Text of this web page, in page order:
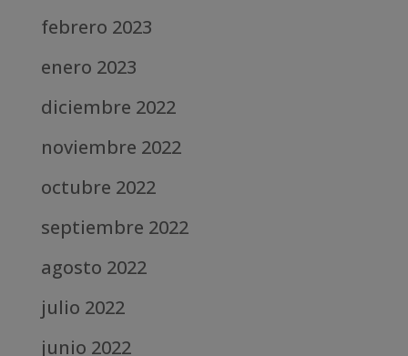
febrero 2023
enero 2023
diciembre 2022
noviembre 2022
octubre 2022
septiembre 2022
agosto 2022
julio 2022
junio 2022